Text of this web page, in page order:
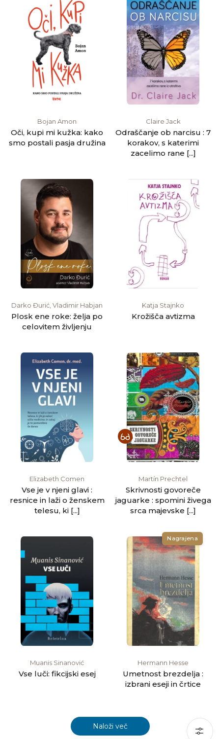
Bojan Amon
Oči, kupi mi kužka: kako
smo postali pasja družina
Claire Jack
Odraščanje ob narcisu : 7
korakov, s katerimi
zacelimo rane [...]
Darko Đurić, Vladimir Habjan
Plosk ene roke: želja po
celovitem življenju
Katja Stajnko
Krožišča avtizma
Elizabeth Comen
Vse je v njeni glavi :
resnice in laži o ženskem
telesu, ki [...]
Martín Prechtel
Skrivnosti govoreče
jaguarke : spomini živega
srca majevske [...]
Muanis Sinanović
Vse luči: fikcijski esej
Nagrajena
Hermann Hesse
Umetnost brezdelja :
izbrani eseji in črtice
Naloži več